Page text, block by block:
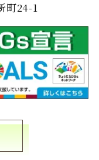
町24-1